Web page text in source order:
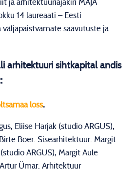
ja arhitektuuriajakiri MAJA
14 laureaati – Eesti
saavutuste ja
arhitektuuri sihtkapital andis
loss.
Eliise Harjak (studio ARGUS),
Böer. Sisearhitektuur: Margit
ARGUS), Margit Aule
Ümar. Arhitektuur